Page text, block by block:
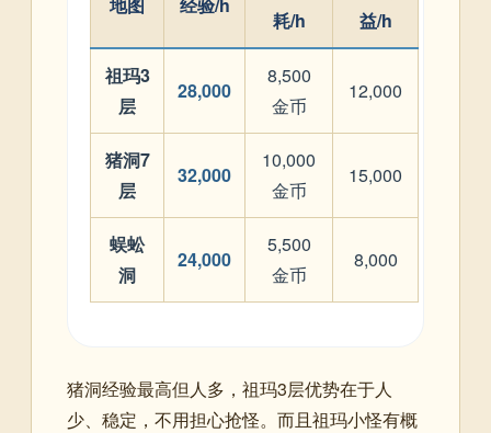
耗/h
益/h
祖玛3
层
28,000
8,500
金币
12,000
猪洞7
层
32,000
10,000
金币
15,000
蜈蚣
洞
24,000
5,500
金币
8,000
猪洞经验最高但人多，祖玛3层优势在于人
少、稳定，不用担心抢怪。而且祖玛小怪有概